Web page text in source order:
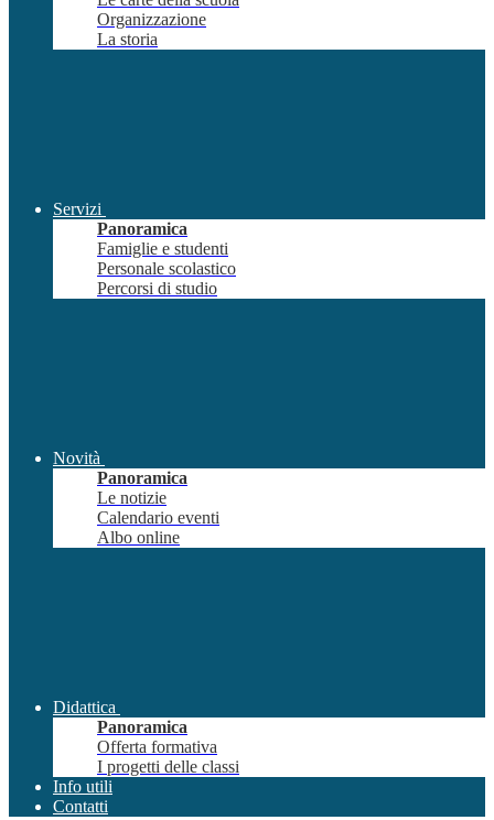
Organizzazione
La storia
Servizi
Panoramica
Famiglie e studenti
Personale scolastico
Percorsi di studio
Novità
Panoramica
Le notizie
Calendario eventi
Albo online
Didattica
Panoramica
Offerta formativa
I progetti delle classi
Info utili
Contatti